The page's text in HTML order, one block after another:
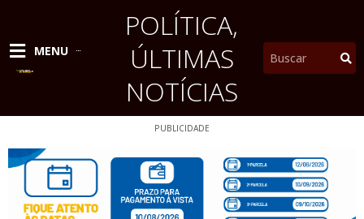
conteúdo
MENU
POLÍTICA,
ÚLTIMAS
NOTÍCIAS
Pesquisar
PUBLICIDADE